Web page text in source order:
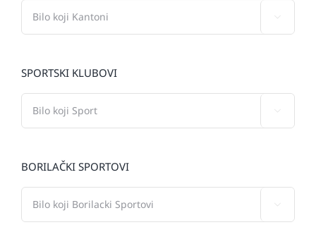
SPORTSKI KLUBOVI
BORILAČKI SPORTOVI